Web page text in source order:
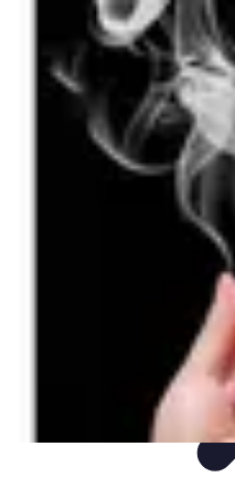
Mega Promocje
Porady zakupowePorady Trendy
Mega Promocje